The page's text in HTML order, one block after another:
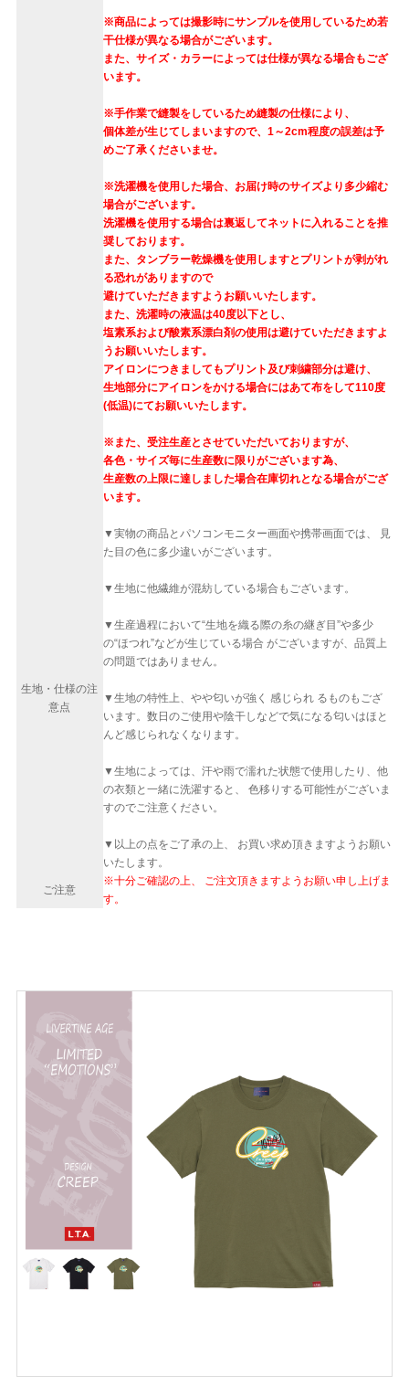
※商品によっては撮影時にサンプルを使用しているため若
干仕様が異なる場合がございます。
また、サイズ・カラーによっては仕様が異なる場合もござ
います。
※手作業で縫製をしているため縫製の仕様により、
個体差が生じてしまいますので、1～2cm程度の誤差は予
めご了承くださいませ。
※洗濯機を使用した場合、お届け時のサイズより多少縮む
場合がございます。
洗濯機を使用する場合は裏返してネットに入れることを推
奨しております。
また、タンブラー乾燥機を使用しますとプリントが剥がれ
る恐れがありますので
避けていただきますようお願いいたします。
また、洗濯時の液温は40度以下とし、
塩素系および酸素系漂白剤の使用は避けていただきますよ
うお願いいたします。
アイロンにつきましてもプリント及び刺繍部分は避け、
生地部分にアイロンをかける場合にはあて布をして110度
(低温)にてお願いいたします。
※また、受注生産とさせていただいておりますが、
各色・サイズ毎に生産数に限りがございます為、
生産数の上限に達しました場合在庫切れとなる場合がござ
います。
生地・仕様の注
意点
▼実物の商品とパソコンモニター画面や携帯画面では、 見
た目の色に多少違いがございます。
▼生地に他繊維が混紡している場合もございます。
▼生産過程において“生地を織る際の糸の継ぎ目”や多少
の“ほつれ”などが生じている場合 がございますが、品質上
の問題ではありません。
▼生地の特性上、やや匂いが強く 感じられ るものもござ
います。数日のご使用や陰干しなどで気になる匂いはほと
んど感じられなくなります。
▼生地によっては、汗や雨で濡れた状態で使用したり、他
の衣類と一緒に洗濯すると、 色移りする可能性がございま
すのでご注意ください。
▼以上の点をご了承の上、 お買い求め頂きますようお願い
いたします。
ご注意
※十分ご確認の上、 ご注文頂きますようお願い申し上げま
す。